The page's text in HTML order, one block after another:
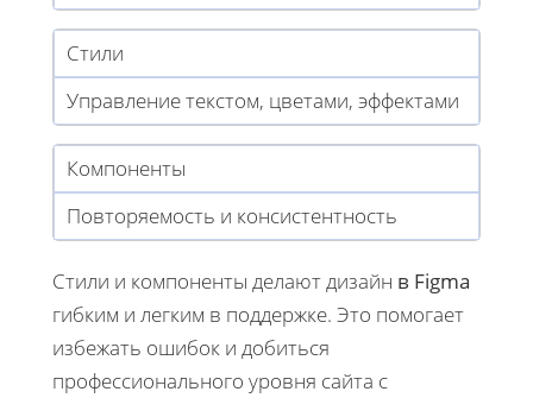
Стили
Управление текстом, цветами, эффектами
Компоненты
Повторяемость и консистентность
Стили и компоненты делают дизайн в Figma
гибким и легким в поддержке. Это помогает
избежать ошибок и добиться
профессионального уровня сайта с